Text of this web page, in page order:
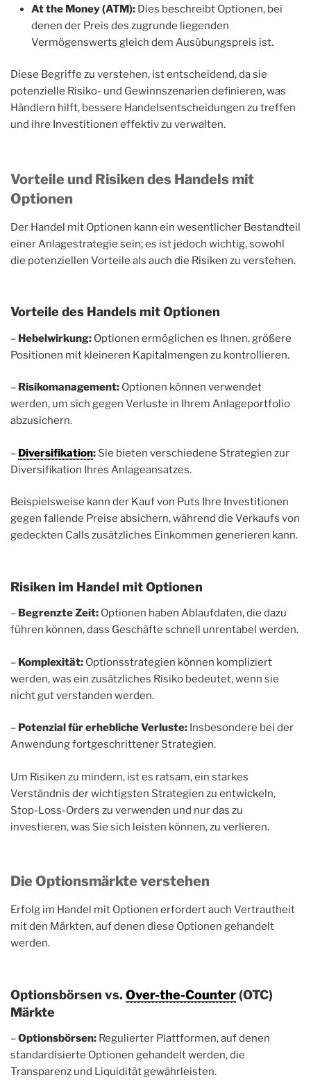
At the Money (ATM): Dies beschreibt Optionen, bei
denen der Preis des zugrunde liegenden
Vermögenswerts gleich dem Ausübungspreis ist.
Diese Begriffe zu verstehen, ist entscheidend, da sie
potenzielle Risiko- und Gewinnszenarien definieren, was
Händlern hilft, bessere Handelsentscheidungen zu treffen
und ihre Investitionen effektiv zu verwalten.
Vorteile und Risiken des Handels mit
Optionen
Der Handel mit Optionen kann ein wesentlicher Bestandteil
einer Anlagestrategie sein; es ist jedoch wichtig, sowohl
die potenziellen Vorteile als auch die Risiken zu verstehen.
Vorteile des Handels mit Optionen
– Hebelwirkung: Optionen ermöglichen es Ihnen, größere
Positionen mit kleineren Kapitalmengen zu kontrollieren.
– Risikomanagement: Optionen können verwendet
werden, um sich gegen Verluste in Ihrem Anlageportfolio
abzusichern.
– Diversifikation: Sie bieten verschiedene Strategien zur
Diversifikation Ihres Anlageansatzes.
Beispielsweise kann der Kauf von Puts Ihre Investitionen
gegen fallende Preise absichern, während die Verkaufs von
gedeckten Calls zusätzliches Einkommen generieren kann.
Risiken im Handel mit Optionen
– Begrenzte Zeit: Optionen haben Ablaufdaten, die dazu
führen können, dass Geschäfte schnell unrentabel werden.
– Komplexität: Optionsstrategien können kompliziert
werden, was ein zusätzliches Risiko bedeutet, wenn sie
nicht gut verstanden werden.
– Potenzial für erhebliche Verluste: Insbesondere bei der
Anwendung fortgeschrittener Strategien.
Um Risiken zu mindern, ist es ratsam, ein starkes
Verständnis der wichtigsten Strategien zu entwickeln,
Stop-Loss-Orders zu verwenden und nur das zu
investieren, was Sie sich leisten können, zu verlieren.
Die Optionsmärkte verstehen
Erfolg im Handel mit Optionen erfordert auch Vertrautheit
mit den Märkten, auf denen diese Optionen gehandelt
werden.
Optionsbörsen vs. Over-the-Counter(OTC)
Märkte
–Optionsbörsen: Regulierter Plattformen, auf denen
standardisierte Optionen gehandelt werden, die
Transparenz und Liquidität gewährleisten.